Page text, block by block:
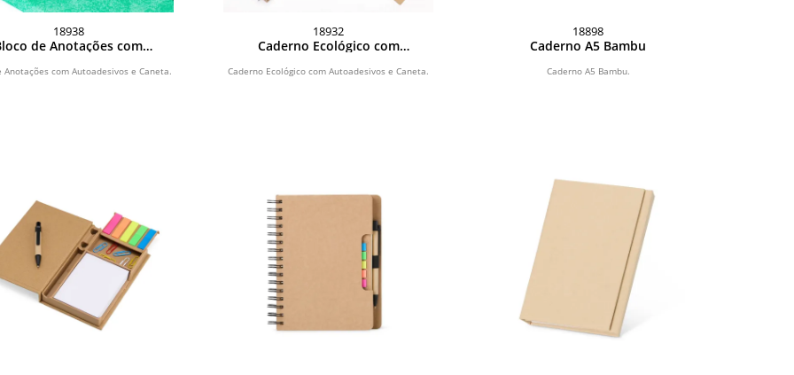
18938
de Anotações com
Anotações com Autoadesivos e Caneta.
18932
Caderno Ecológico com
Caderno Ecológico com Autoadesivos e Caneta.
18898
Caderno A5 Bambu
Caderno A5 Bambu.